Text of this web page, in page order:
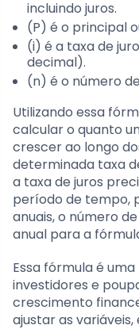
incluindo juros.
(P) é o principal
(i) é a taxa de
decimal).
(n) é o número
Utilizando essa
calcular o quanto
crescer ao longo
determinada taxa
a taxa de juros
período de tempo,
anuais, o número
anual para a
Essa fórmula é
investidores e
crescimento
ajustar as